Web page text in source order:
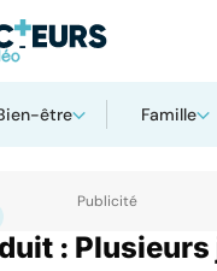
être Famille
: